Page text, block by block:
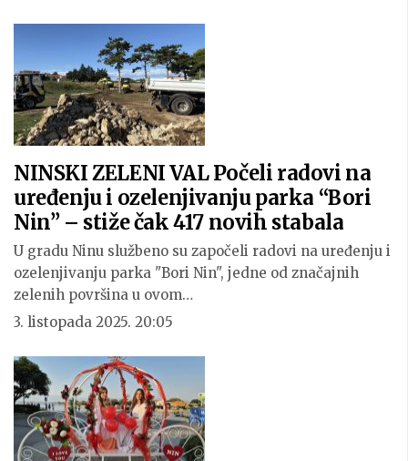
NINSKI ZELENI VAL Počeli radovi na
uređenju i ozelenjivanju parka “Bori
Nin” – stiže čak 417 novih stabala
U gradu Ninu službeno su započeli radovi na uređenju i
ozelenjivanju parka "Bori Nin", jedne od značajnih
zelenih površina u ovom…
3. listopada 2025. 20:05